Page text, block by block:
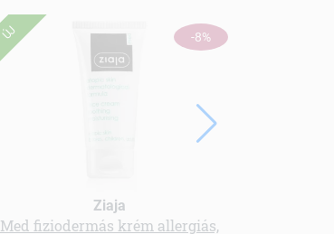
-8%
ÚJ
Ziaja
Med fiziodermás krém allergiás,